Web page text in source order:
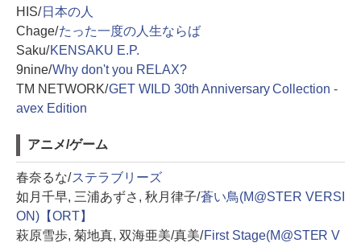
HIS/日本の人
Chage/たった一度の人生ならば
Saku/KENSAKU E.P.
9nine/Why don't you RELAX?
TM NETWORK/GET WILD 30th Anniversary Collection -
avex Edition
アニメ/ゲーム
春奈るな/ステラブリーズ
如月千早, 三浦あずさ, 秋月律子/蒼い鳥(M@STER VERSI
ON)【ORT】
萩原雪歩, 菊地真, 双海亜美/真美/First Stage(M@STER V